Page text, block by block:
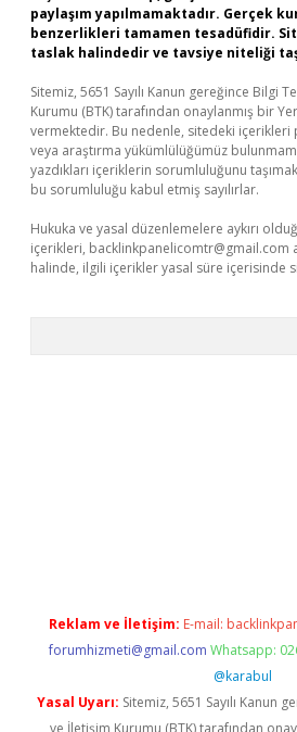
paylaşım yapılmamaktadır. Gerçek
benzerlikleri tamamen tesadüfidir.
taslak halindedir ve tavsiye niteliği
Sitemiz, 5651 Sayılı Kanun gereğince Bilgi
Kurumu (BTK) tarafından onaylanmış bir
vermektedir. Bu nedenle, sitedeki
veya araştırma yükümlülüğümüz
yazdıkları içeriklerin sorumluluğunu
bu sorumluluğu kabul etmiş sayılırlar.
Hukuka ve yasal düzenlemelere aykırı
içerikleri, backlinkpanelicomtr@gmail.com
halinde, ilgili içerikler yasal süre içerisinde
Reklam ve İletişim: E-mail:
forumhizmeti@gmail.com Whatsapp:
@karabul
Yasal Uyarı: Sitemiz, 5651 Sayılı Kanun
ve İletişim Kurumu (BTK) tarafından